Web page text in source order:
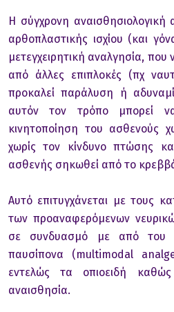
Η σύγχρονη αναισθησιολογική
αρθοπλαστικής ισχίου (και
μετεγχειρητική αναλγησία,
από άλλες επιπλοκές (πχ
προκαλεί παράλυση ή
αυτόν τον τρόπο μπορεί
κινητοποίηση του ασθενούς
χωρίς τον κίνδυνο πτώσης
ασθενής σηκωθεί από το
Αυτό επιτυγχάνεται με τους
των προαναφερόμενων
σε συνδυασμό με από του
παυσίπονα (multimodal
εντελώς τα οπιοειδή καθώς
αναισθησία.